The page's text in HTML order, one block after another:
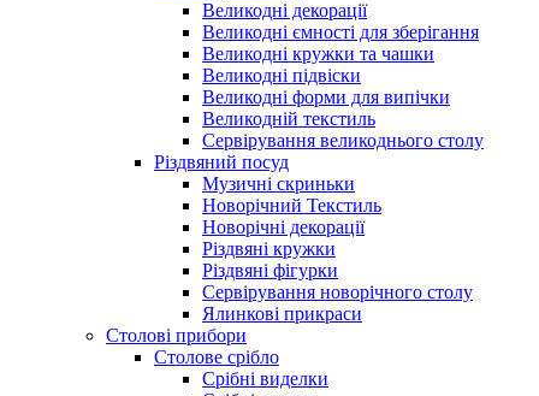
Великодні декорації
Великодні ємності для зберігання
Великодні кружки та чашки
Великодні підвіски
Великодні форми для випічки
Великодній текстиль
Сервірування великоднього столу
Різдвяний посуд
Музичні скриньки
Новорічний Текстиль
Новорічні декорації
Різдвяні кружки
Різдвяні фігурки
Сервірування новорічного столу
Ялинкові прикраси
Столові прибори
Столове срібло
Срібні виделки